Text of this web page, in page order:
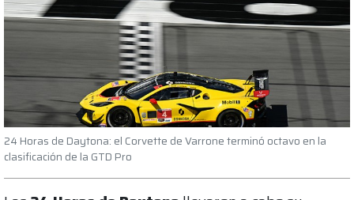
24 Horas de Daytona: el Corvette de Varrone terminó octavo en la
clasificación de la GTD Pro